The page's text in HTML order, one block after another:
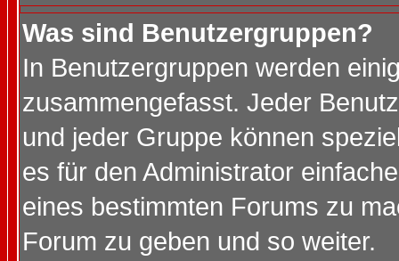
Was sind Benutzergruppen?
In Benutzergruppen werden
zusammengefasst. Jeder
und jeder Gruppe können
es für den Administrator
eines bestimmten Forums zu
Forum zu geben und so weiter.